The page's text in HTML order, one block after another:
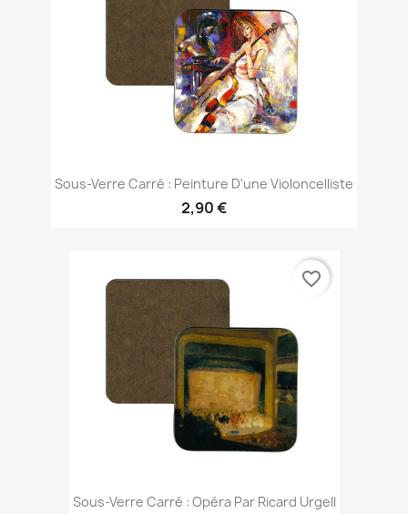
Sous-Verre Carré : Peinture D'une Violoncelliste
2,90 €
Sous-Verre Carré : Opéra Par Ricard Urgell
favorite_border